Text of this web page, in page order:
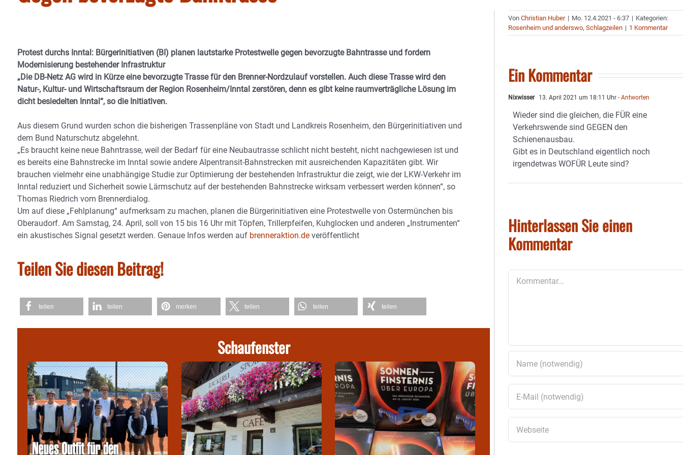
Protest durchs Inntal: Bürgerinitiativen (BI) planen lautstarke Protestwelle gegen bevorzugte Bahntrasse und fordern
Modernisierung bestehender Infrastruktur
„Die DB-Netz AG wird in Kürze eine bevorzugte Trasse für den Brenner-Nordzulauf vorstellen. Auch diese Trasse wird den
Natur-, Kultur- und Wirtschaftsraum der Region Rosenheim/Inntal zerstören, denn es gibt keine raumverträgliche Lösung im
dicht besiedelten Inntal“, so die Initiativen.
Aus diesem Grund wurden schon die bisherigen Trassenpläne von Stadt und Landkreis Rosenheim, den Bürgerinitiativen und
dem Bund Naturschutz abgelehnt.
„Es braucht keine neue Bahntrasse, weil der Bedarf für eine Neubautrasse schlicht nicht besteht, nicht nachgewiesen ist und
es bereits eine Bahnstrecke im Inntal sowie andere Alpentransit-Bahnstrecken mit ausreichenden Kapazitäten gibt. Wir
brauchen vielmehr eine unabhängige Studie zur Optimierung der bestehenden Infrastruktur die zeigt, wie der LKW-Verkehr im
Inntal reduziert und Sicherheit sowie Lärmschutz auf der bestehenden Bahnstrecke wirksam verbessert werden können“, so
Thomas Riedrich vom Brennerdialog.
Um auf diese „Fehlplanung“ aufmerksam zu machen, planen die Bürgerinitiativen eine Protestwelle von Ostermünchen bis
Oberaudorf. Am Samstag, 24. April, soll von 15 bis 16 Uhr mit Töpfen, Trillerpfeifen, Kuhglocken und anderen „Instrumenten“
ein akustisches Signal gesetzt werden. Genaue Infos werden auf brenneraktion.de veröffentlicht
Teilen Sie diesen Beitrag!
teilen teilen merken teilen teilen teilen
Schaufenster
VonChristian Huber | Mo. 12.4.2021 - 6:37 | Kategorien:
Rosenheim und anderswo,Schlagzeilen | 1 Kommentar
Ein Kommentar
Nixwisser 13. April 2021 um 18:11 Uhr - Antworten
Wieder sind die gleichen, die FÜR eine
Verkehrswende sind GEGEN den
Schienenausbau.
Gibt es in Deutschland eigentlich noch
irgendetwas WOFÜR Leute sind?
Hinterlassen Sie einen
Kommentar